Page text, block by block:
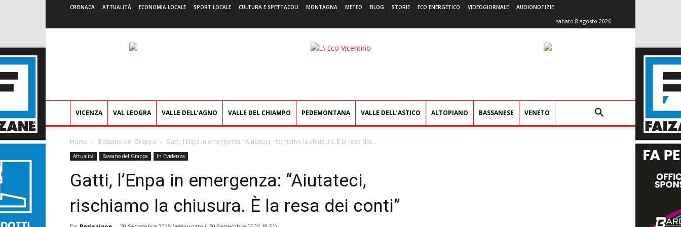
CRONACA ATTUALITÀ ECONOMIA LOCALE SPORT LOCALE CULTURA E SPETTACOLI MONTAGNA METEO BLOG STORIE ECO ENERGETICO VIDEOGIORNALE AUDIONOTIZIE
sabato 8 agosto 2026
L'Eco
VICENZA VAL LEOGRA VALLE DELL’AGNO VALLE DEL CHIAMPO PEDEMONTANA VALLE DELL’ASTICO ALTOPIANO BASSANESE VENETO
Home Bassano del Grappa Gatti, l’Enpa in emergenza: “Aiutateci, rischiamo la chiusura. È la resa dei...
Attualità Bassano del Grappa In Evidenza
Gatti, l’Enpa in emergenza: “Aiutateci,
rischiamo la chiusura. È la resa dei conti”